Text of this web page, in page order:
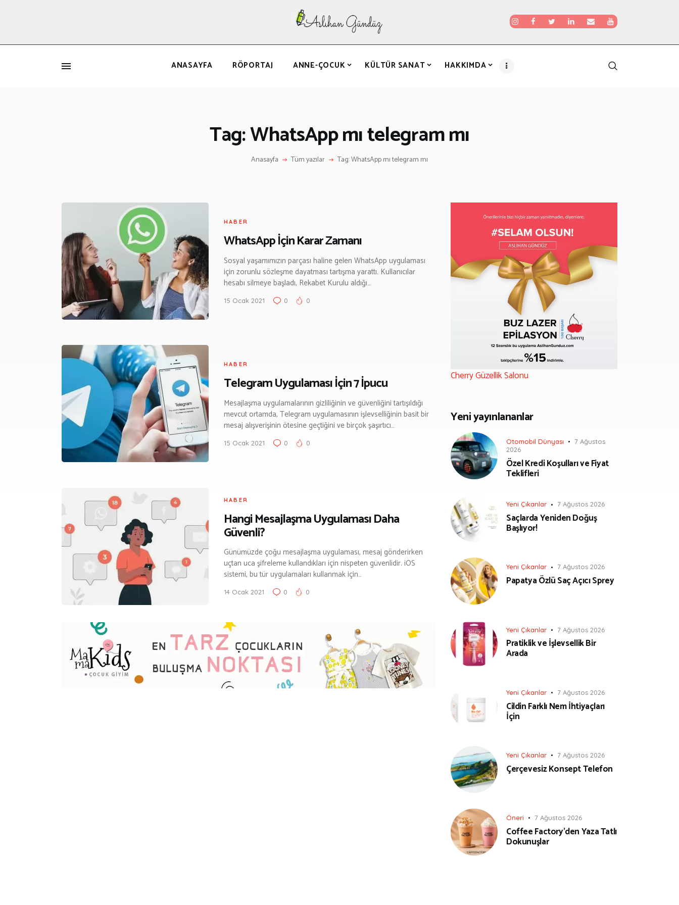
ANASAYFA RÖPORTAJ ANNE-ÇOCUK KÜLTÜR SANAT HAKKIMDA
Tag: WhatsApp mı telegram mı
Anasayfa Tüm yazılar Tag: WhatsApp mı telegram mı
ANNE-ÇOCUK
KÜLTÜR SANAT
HABER
WhatsApp İçin Karar Zamanı
Sosyal yaşamımızın parçası haline gelen WhatsApp uygulaması
için zorunlu sözleşme dayatması tartışma yarattı. Kullanıcılar
hesabı silmeye başladı, Rekabet Kurulu aldığı…
15 Ocak 2021 0 0
HABER
Telegram Uygulaması İçin 7 İpucu
Mesajlaşma uygulamalarının gizliliğinin ve güvenliğini tartışıldığı
mevcut ortamda, Telegram uygulamasının işlevselliğinin basit bir
mesaj alışverişinin ötesine geçtiğini ve birçok şaşırtıcı…
15 Ocak 2021 0 0
HABER
Hangi Mesajlaşma Uygulaması Daha
Güvenli?
Günümüzde çoğu mesajlaşma uygulaması, mesaj gönderirken
uçtan uca şifreleme kullandıkları için nispeten güvenlidir. iOS
sistemi, bu tür uygulamaları kullanmak için…
14 Ocak 2021 0 0
Cherry Güzellik Salonu
Yeni yayınlananlar
Otomobil Dünyası
7 Ağustos
2026
Özel Kredi Koşulları ve Fiyat
Teklifleri
Yeni Çıkanlar 7 Ağustos 2026
Saçlarda Yeniden Doğuş
Başlıyor!
Yeni Çıkanlar 7 Ağustos 2026
Papatya Özlü Saç Açıcı Sprey
Yeni Çıkanlar 7 Ağustos 2026
Pratiklik ve İşlevsellik Bir
Arada
Yeni Çıkanlar 7 Ağustos 2026
Cildin Farklı Nem İhtiyaçları
İçin
Yeni Çıkanlar 7 Ağustos 2026
Çerçevesiz Konsept Telefon
Öneri 7 Ağustos 2026
Coffee Factory’den Yaza Tatlı
Dokunuşlar